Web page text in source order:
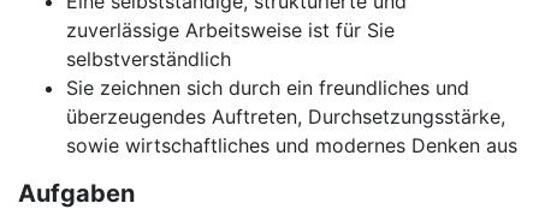
zuverlässige Arbeitsweise ist für Sie
selbstverständlich
Sie zeichnen sich durch ein freundliches und
überzeugendes Auftreten, Durchsetzungsstärke,
sowie wirtschaftliches und modernes Denken aus
Aufgaben